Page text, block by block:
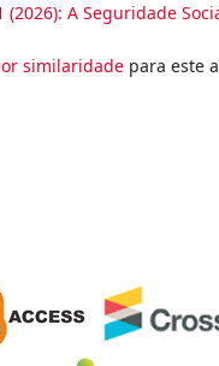
(2026): A Seguridade
similaridade para este